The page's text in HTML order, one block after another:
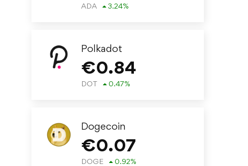
ADA 3.24%
Polkadot
€0.84
DOT 0.47%
Dogecoin
€0.07
DOGE 0.92%